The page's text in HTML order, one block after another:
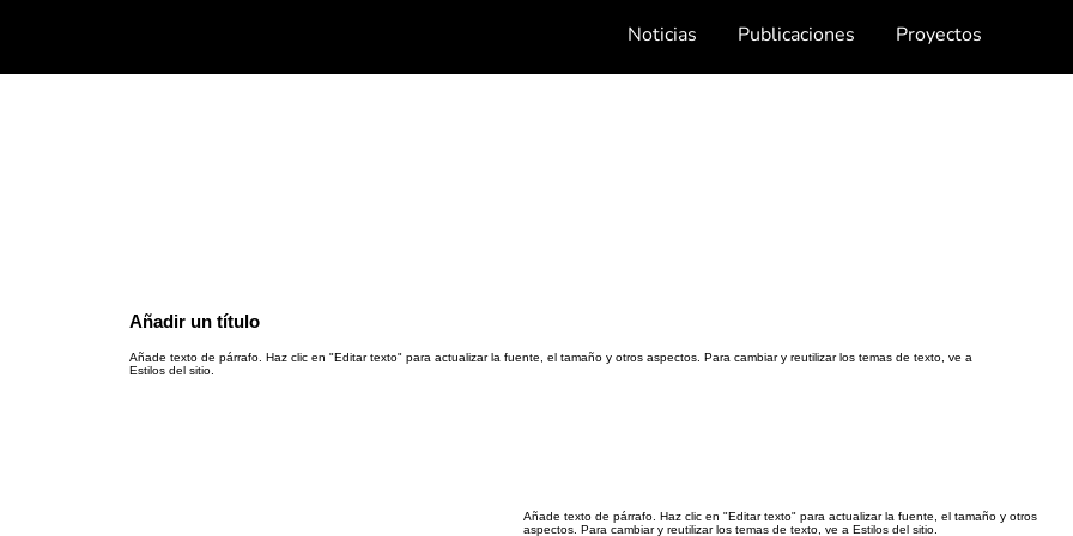
Noticias Publicaciones Proyectos
Añadir un título
Añade texto de párrafo. Haz clic en "Editar texto" para actualizar la fuente, el tamaño y otros aspectos. Para cambiar y reutilizar los temas de texto, ve a
Estilos del sitio.
Añade texto de párrafo. Haz clic en "Editar texto" para actualizar la fuente, el tamaño y otros
aspectos. Para cambiar y reutilizar los temas de texto, ve a Estilos del sitio.